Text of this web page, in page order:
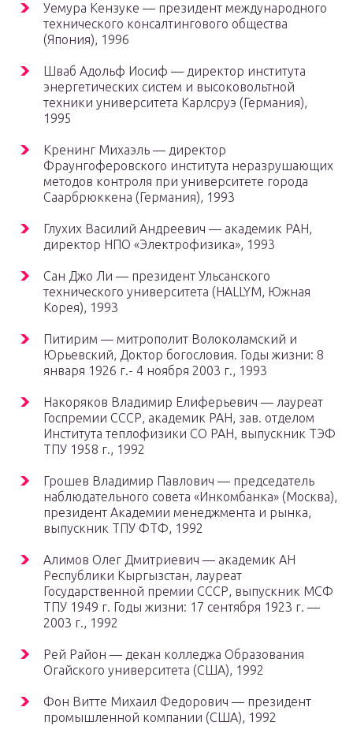
Уемура Кензуке — президент международного
технического консалтингового общества
(Япония), 1996
Шваб Адольф Иосиф — директор института
энергетических систем и высоковольтной
техники университета Карлсруэ (Германия),
1995
Кренинг Михаэль — директор
Фраунгоферовского института неразрушающих
методов контроля при университете города
Саарбрюккена (Германия), 1993
Глухих Василий Андреевич — академик РАН,
директор НПО «Электрофизика», 1993
Сан Джо Ли — президент Ульсанского
технического университета (HALLYM, Южная
Корея), 1993
Питирим — митрополит Волоколамский и
Юрьевский, Доктор богословия. Годы жизни: 8
января 1926 г.- 4 ноября 2003 г., 1993
Накоряков Владимир Елиферьевич — лауреат
Госпремии СССР, академик РАН, зав. отделом
Института теплофизики СО РАН, выпускник ТЭФ
ТПУ 1958 г., 1992
Грошев Владимир Павлович — председатель
наблюдательного совета «Инкомбанка» (Москва),
президент Академии менеджмента и рынка,
выпускник ТПУ ФТФ, 1992
Алимов Олег Дмитриевич — академик АН
Республики Кыргызстан, лауреат
Государственной премии СССР, выпускник МСФ
ТПУ 1949 г. Годы жизни: 17 сентября 1923 г. —
2003 г., 1992
Рей Район — декан колледжа Образования
Огайского университета (США), 1992
Фон Витте Михаил Федорович — президент
промышленной компании (США), 1992